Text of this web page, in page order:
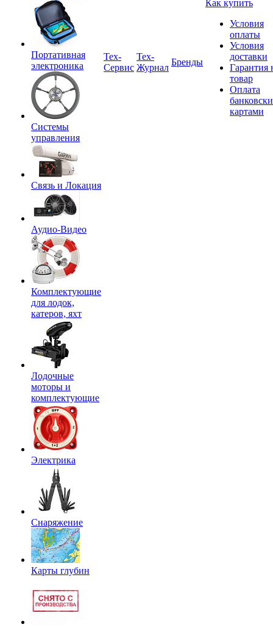
Портативная
электроника
Системы
управления
Связь и Локация
Аудио-Видео
Комплектующие
для лодок,
катеров, яхт
Лодочные
моторы и
комплектующие
Электрика
Снаряжение
Карты глубин
Tex-
Сервис
Тех-
Журнал
Бренды
Как купить
Условия
оплаты
Условия
доставки
Гарантия
товар
Оплата
картами